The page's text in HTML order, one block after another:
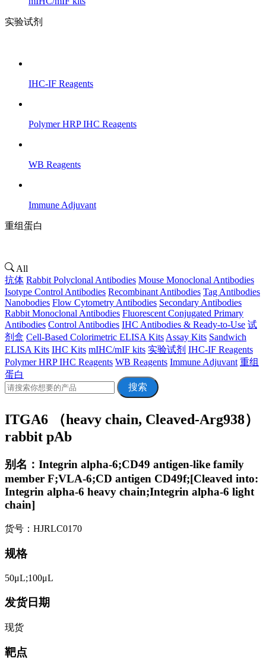
实验试剂
IHC-IF Reagents
Polymer HRP IHC Reagents
WB Reagents
Immune Adjuvant
重组蛋白
All
抗体 Rabbit Polyclonal Antibodies Mouse Monoclonal Antibodies
Isotype Control Antibodies Recombinant Antibodies Tag Antibodies
Nanobodies Flow Cytometry Antibodies Secondary Antibodies
Rabbit Monoclonal Antibodies Fluorescent Conjugated Primary
Antibodies Control Antibodies IHC Antibodies & Ready-to-Use 试
剂盒 Cell-Based Colorimetric ELISA Kits Assay Kits Sandwich
ELISA Kits IHC Kits mIHC/mIF kits 实验试剂 IHC-IF Reagents
Polymer HRP IHC Reagents WB Reagents Immune Adjuvant 重组
蛋白
搜索
ITGA6 （heavy chain, Cleaved-Arg938）
rabbit pAb
别名：Integrin alpha-6;CD49 antigen-like family
member F;VLA-6;CD antigen CD49f;[Cleaved into:
Integrin alpha-6 heavy chain;Integrin alpha-6 light
chain]
货号：HJRLC0170
规格
50μL;100μL
发货日期
现货
靶点